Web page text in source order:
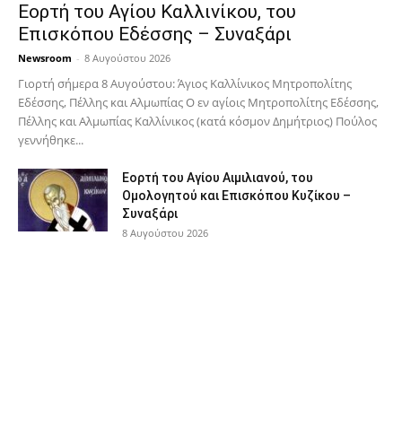
Εορτή του Αγίου Καλλινίκου, του
Επισκόπου Εδέσσης – Συναξάρι
Newsroom - 8 Αυγούστου 2026
Γιορτή σήμερα 8 Αυγούστου: Άγιος Καλλίνικος Μητροπολίτης
Εδέσσης, Πέλλης και Αλμωπίας Ο εν αγίοις Μητροπολίτης Εδέσσης,
Πέλλης και Αλμωπίας Καλλίνικος (κατά κόσμον Δημήτριος) Πούλος
γεννήθηκε...
Εορτή του Αγίου Αιμιλιανού, του
Ομολογητού και Επισκόπου Κυζίκου –
Συναξάρι
8 Αυγούστου 2026